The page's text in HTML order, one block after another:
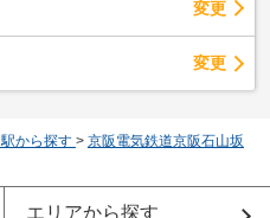
変更
変更
から探す > 京阪電気鉄道京阪石山坂
エリアから探す